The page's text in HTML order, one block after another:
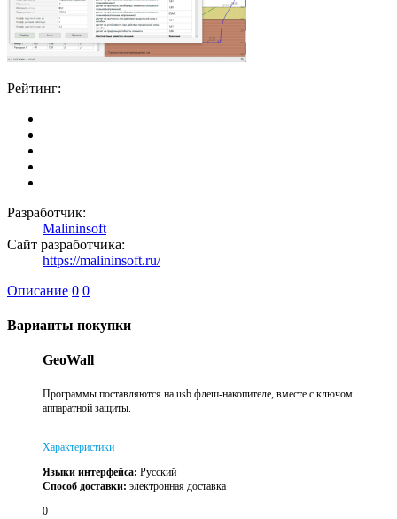
Рейтинг:
Разработчик:
Malininsoft
Сайт разработчика:
https://malininsoft.ru/
Описание 0 0
Варианты покупки
GeoWall
Программы поставляются на usb флеш-накопителе, вместе с ключом
аппаратной защиты.
Характеристики
Языки интерфейса: Русский
Способ доставки: электронная доставка
0